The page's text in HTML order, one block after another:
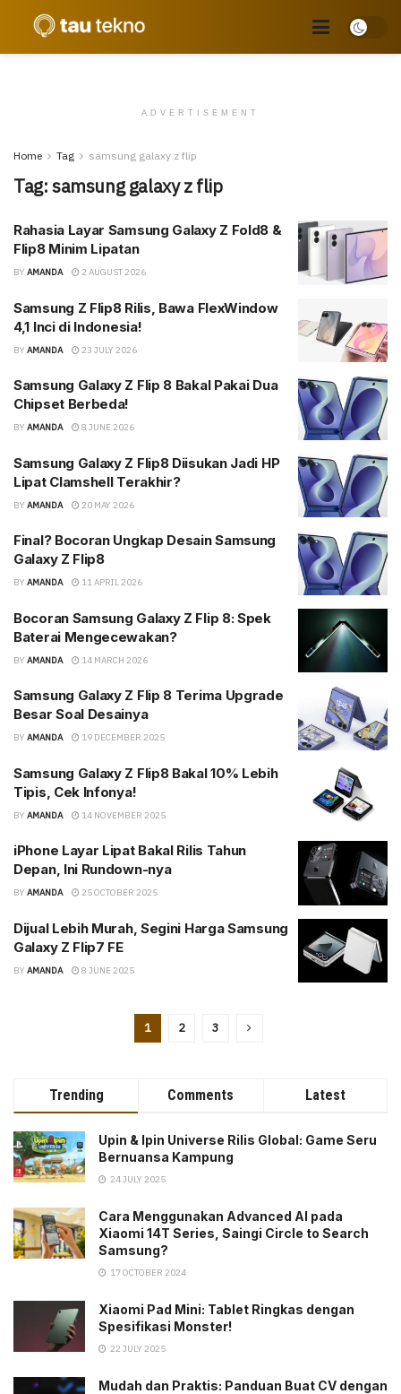
ADVERTISEMENT
Home Tag samsung galaxy z flip
Tag:samsung galaxy z flip
Rahasia Layar Samsung Galaxy Z Fold8 &
Flip8 Minim Lipatan
BY AMANDA 2 AUGUST 2026
Samsung Z Flip8 Rilis, Bawa FlexWindow
4,1 Inci di Indonesia!
BY AMANDA 23 JULY 2026
Samsung Galaxy Z Flip 8 Bakal Pakai Dua
Chipset Berbeda!
BY AMANDA 8 JUNE 2026
Samsung Galaxy Z Flip8 Diisukan Jadi HP
Lipat Clamshell Terakhir?
BY AMANDA 20 MAY 2026
Final? Bocoran Ungkap Desain Samsung
Galaxy Z Flip8
BY AMANDA 11 APRIL 2026
Bocoran Samsung Galaxy Z Flip 8: Spek
Baterai Mengecewakan?
BY AMANDA 14 MARCH 2026
Samsung Galaxy Z Flip 8 Terima Upgrade
Besar Soal Desainya
BY AMANDA 19 DECEMBER 2025
Samsung Galaxy Z Flip8 Bakal 10% Lebih
Tipis, Cek Infonya!
BY AMANDA 14 NOVEMBER 2025
iPhone Layar Lipat Bakal Rilis Tahun
Depan, Ini Rundown-nya
BY AMANDA 25 OCTOBER 2025
Dijual Lebih Murah, Segini Harga Samsung
Galaxy Z Flip7 FE
BY AMANDA 8 JUNE 2025
1 2 3
Trending Comments Latest
Upin & Ipin Universe Rilis Global: Game Seru
Bernuansa Kampung
24 JULY 2025
Cara Menggunakan Advanced AI pada
Xiaomi 14T Series, Saingi Circle to Search
Samsung?
17 OCTOBER 2024
Xiaomi Pad Mini: Tablet Ringkas dengan
Spesifikasi Monster!
22 JULY 2025
Mudah dan Praktis: Panduan Buat CV dengan